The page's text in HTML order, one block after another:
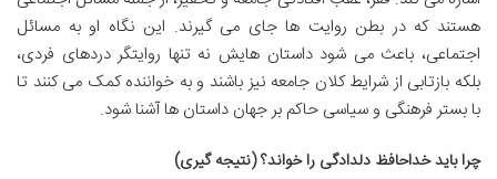
هستند که در بطن روایت ها جای می گیرند. این نگاه او به مسائل
اجتماعی، باعث می شود داستان هایش نه تنها روایتگر دردهای فردی،
بلکه بازتابی از شرایط کلان جامعه نیز باشند و به خواننده کمک می کنند تا
با بستر فرهنگی و سیاسی حاکم بر جهان داستان ها آشنا شود.
چرا باید خداحافظ دلدادگی را خواند؟ (نتیجه گیری)